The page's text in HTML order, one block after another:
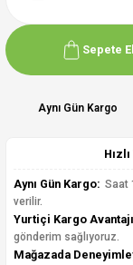
Sepete
Aynı Gün Kargo
Aynı Gün Kargo: Saat
verilir.
Yurtiçi Kargo
gönderim sağlıyoruz.
Mağazada